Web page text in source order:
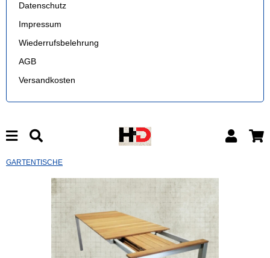
Datenschutz
Impressum
Wiederrufsbelehrung
AGB
Versandkosten
GARTENTISCHE